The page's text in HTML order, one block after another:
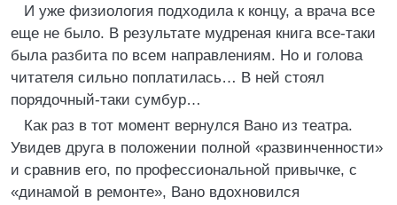
И уже физиология подходила к концу, а врача все
еще не было. В результате мудреная книга все-таки
была разбита по всем направлениям. Но и голова
читателя сильно поплатилась… В ней стоял
порядочный-таки сумбур…
Как раз в тот момент вернулся Вано из театра.
Увидев друга в положении полной «развинченности»
и сравнив его, по профессиональной привычке, с
«динамой в ремонте», Вано вдохновился